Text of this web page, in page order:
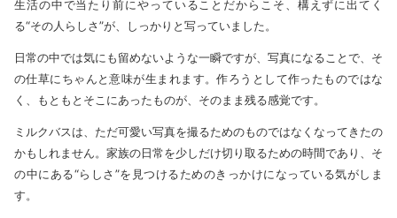
生活の中で当たり前にやっていることだからこそ、構えずに出てく
る“その人らしさ”が、しっかりと写っていました。
日常の中では気にも留めないような一瞬ですが、写真になることで、そ
の仕草にちゃんと意味が生まれます。作ろうとして作ったものではな
く、もともとそこにあったものが、そのまま残る感覚です。
ミルクバスは、ただ可愛い写真を撮るためのものではなくなってきたの
かもしれません。家族の日常を少しだけ切り取るための時間であり、そ
の中にある“らしさ”を見つけるためのきっかけになっている気がしま
す。